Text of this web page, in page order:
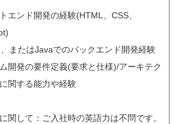
エンド開発の経験(HTML、CSS、
、またはJavaでのバックエンド開発経験
ム開発の要件定義(要求と仕様)/アーキテク
関する能力や経験
関して：ご入社時の英語力は不問です。